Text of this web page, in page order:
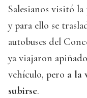
Salesianos visitó
y para ello se
autobuses del
ya viajaron
vehículo, pero a la
subirse.